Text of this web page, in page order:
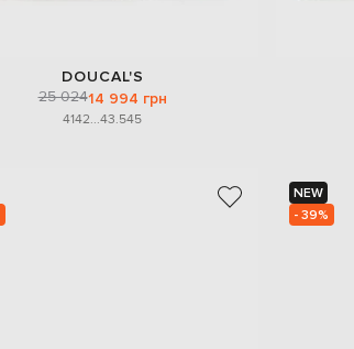
DOUCAL'S
25 02414 994 грн
4142...43.545
NEW
- 39%